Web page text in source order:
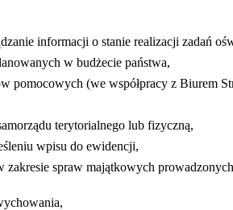
informacji o stanie realizacji zadań
w budżecie państwa,
pomocowych (we współpracy z Biurem
terytorialnego lub fizyczną,
wpisu do ewidencji,
spraw majątkowych